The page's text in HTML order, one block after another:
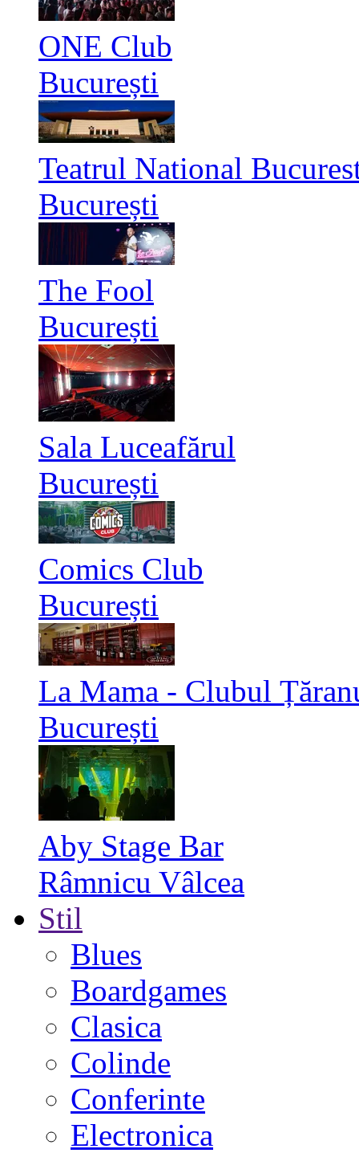
ONE Club
București
Teatrul National
București
The Fool
București
Sala Luceafărul
București
Comics Club
București
La Mama - Clubul
București
Aby Stage Bar
Râmnicu Vâlcea
Stil
Blues
Boardgames
Clasica
Colinde
Conferinte
Electronica